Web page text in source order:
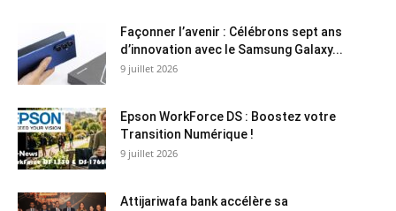
Façonner l’avenir : Célébrons sept ans
d’innovation avec le Samsung Galaxy...
9 juillet 2026
Epson WorkForce DS : Boostez votre
Transition Numérique !
9 juillet 2026
Attijariwafa bank accélère sa